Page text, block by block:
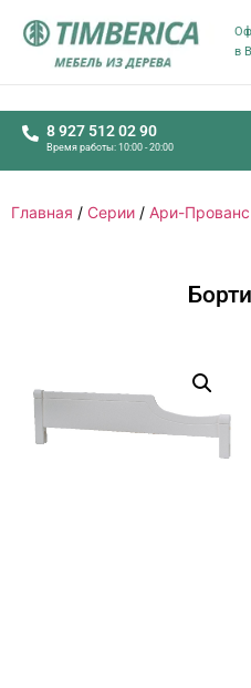
в
8 927 512 02 90
Время работы: 10:00 - 20:00
Главная / Серии / Ари-Прованс